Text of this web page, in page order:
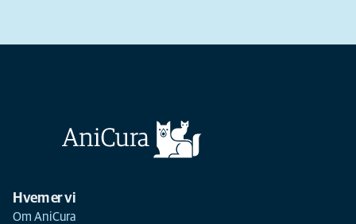
Hvem er vi
Om AniCura